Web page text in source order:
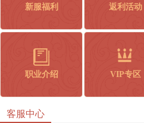
新服福利 返利活动
职业介绍 VIP专区
客服中心